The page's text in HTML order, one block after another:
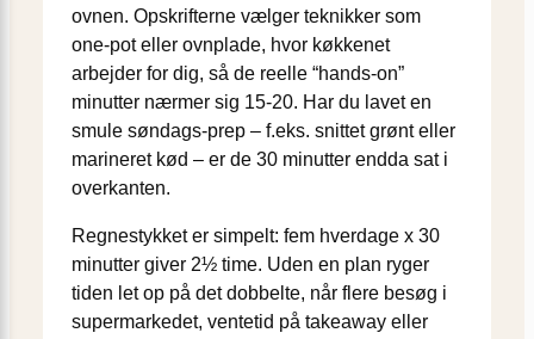
ovnen. Opskrifterne vælger teknikker som
one-pot eller ovnplade, hvor køkkenet
arbejder for dig, så de reelle “hands-on”
minutter nærmer sig 15-20. Har du lavet en
smule søndags-prep – f.eks. snittet grønt eller
marineret kød – er de 30 minutter endda sat i
overkanten.
Regnestykket er simpelt: fem hverdage x 30
minutter giver 2½ time. Uden en plan ryger
tiden let op på det dobbelte, når flere besøg i
supermarkedet, ventetid på takeaway eller